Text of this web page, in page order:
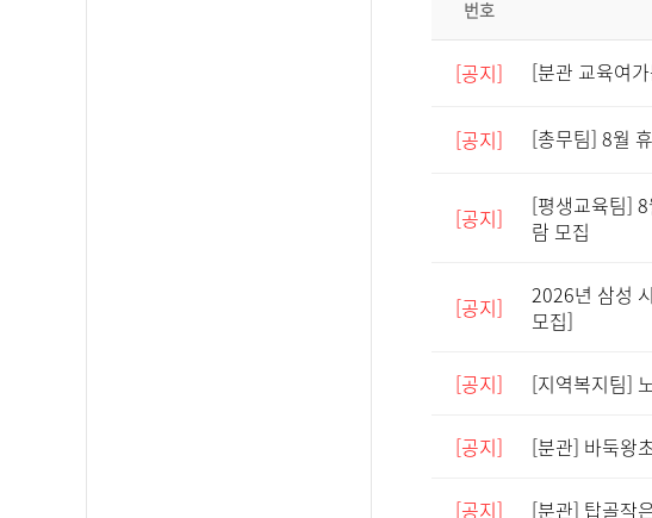
번호
[공지] [분관 교육여
[공지] [총무팀] 8월
[공지]
[평생교육팀]
람 모집
[공지]
2026년 삼성
모집]
[공지] [지역복지팀]
[공지] [분관] 바둑왕
[공지] [분관] 탑골작